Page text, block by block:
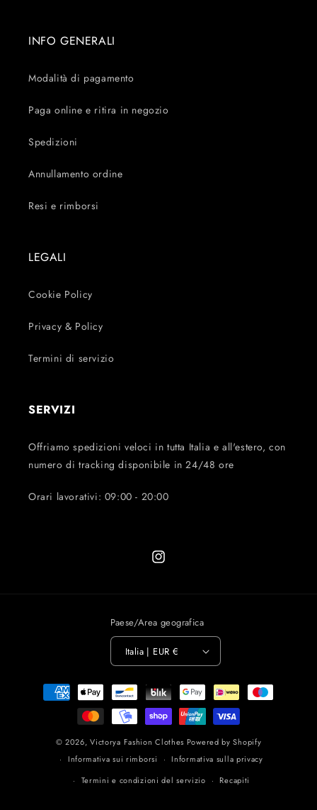
INFO GENERALI
Modalità di pagamento
Paga online e ritira in negozio
Spedizioni
Annullamento ordine
Resi e rimborsi
LEGALI
Cookie Policy
Privacy & Policy
Termini di servizio
SERVIZI
Offriamo spedizioni veloci in tutta Italia e all'estero, con
numero di tracking disponibile in 24/48 ore
Orari lavorativi: 09:00 - 20:00
Instagram
Paese/Area geografica
Italia | EUR €
Metodi
pagamento
© 2026,Victorya Fashion Clothes Powered by Shopify
Informativa sui rimborsi
Informativa sulla privacy
Termini e condizioni del servizio
Recapiti